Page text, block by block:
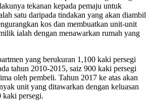
tekanan kepada pemaju untuk
satu daripada tindakan yang akan diambil
kos dan membuatkan unit-unit
ialah dengan menawarkan rumah yang
yang berukuran 1,100 kaki persegi
tahun 2010-2015, saiz 900 kaki persegi
oleh pembeli. Tahun 2017 ke atas akan
unit yang ditawarkan dengan keluasan
kaki persegi.